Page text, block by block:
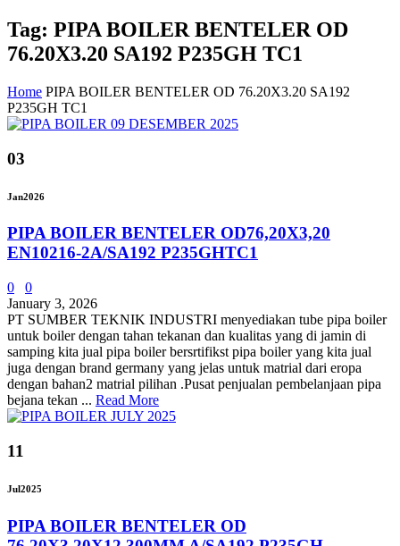
Tag: PIPA BOILER BENTELER OD
76.20X3.20 SA192 P235GH TC1
Home PIPA BOILER BENTELER OD 76.20X3.20 SA192
P235GH TC1
03
Jan2026
PIPA BOILER BENTELER OD76,20X3,20
EN10216-2A/SA192 P235GHTC1
0
0
January 3, 2026
PT SUMBER TEKNIK INDUSTRI menyediakan tube pipa boiler
untuk boiler dengan tahan tekanan dan kualitas yang di jamin di
samping kita jual pipa boiler bersrtifikst pipa boiler yang kita jual
juga dengan brand germany yang jelas untuk matrial dari eropa
dengan bahan2 matrial pilihan .Pusat penjualan pembelanjaan pipa
bejana tekan ... Read More
11
Jul2025
PIPA BOILER BENTELER OD